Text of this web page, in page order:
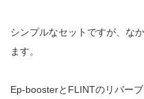
シンプルなセットですが、な
ます。
Ep-boosterとFLINTのリバー